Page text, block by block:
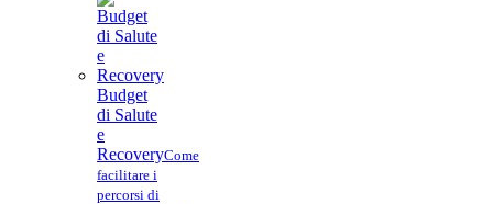
Budget
di Salute
e
RecoveryCome
facilitare i
percorsi di